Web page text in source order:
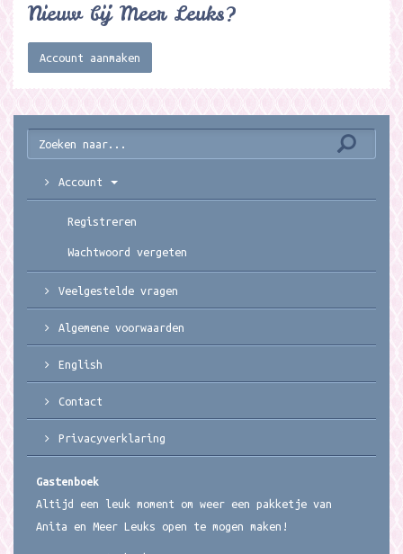
Nieuw bij Meer Leuks?
Account aanmaken
Account
Registreren
Wachtwoord vergeten
Veelgestelde vragen
Algemene voorwaarden
English
Contact
Privacyverklaring
Gastenboek
Altijd een leuk moment om weer een pakketje van
Anita en Meer Leuks open te mogen maken!